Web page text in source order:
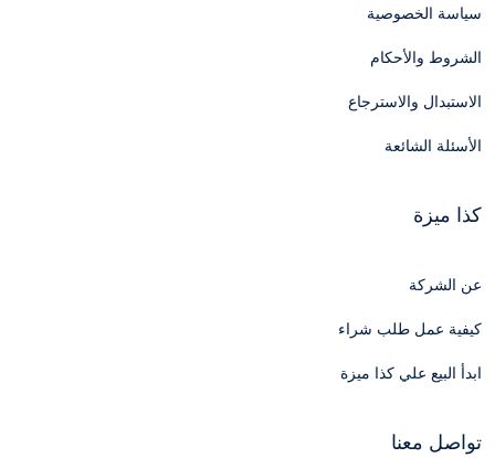
سياسة الخصوصية
الشروط والأحكام
الاستبدال والاسترجاع
الأسئلة الشائعة
كذا ميزة
عن الشركة
كيفية عمل طلب شراء
ابدأ البيع علي كذا ميزة
تواصل معنا